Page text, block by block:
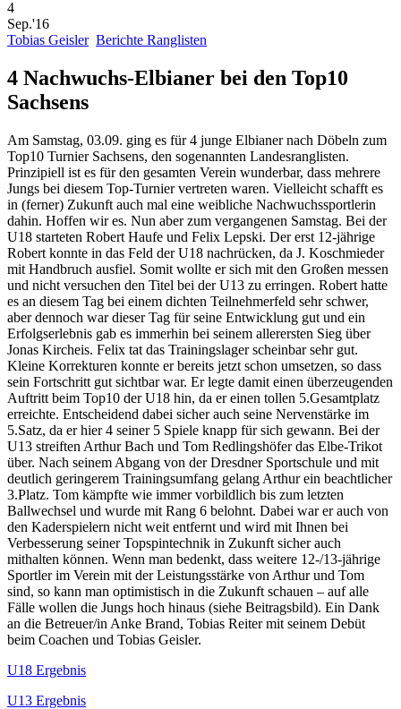
4
Sep.'16
Tobias Geisler Berichte Ranglisten
4 Nachwuchs-Elbianer bei den Top10
Sachsens
Am Samstag, 03.09. ging es für 4 junge Elbianer nach Döbeln zum
Top10 Turnier Sachsens, den sogenannten Landesranglisten.
Prinzipiell ist es für den gesamten Verein wunderbar, dass mehrere
Jungs bei diesem Top-Turnier vertreten waren. Vielleicht schafft es
in (ferner) Zukunft auch mal eine weibliche Nachwuchssportlerin
dahin. Hoffen wir es. Nun aber zum vergangenen Samstag. Bei der
U18 starteten Robert Haufe und Felix Lepski. Der erst 12-jährige
Robert konnte in das Feld der U18 nachrücken, da J. Koschmieder
mit Handbruch ausfiel. Somit wollte er sich mit den Großen messen
und nicht versuchen den Titel bei der U13 zu erringen. Robert hatte
es an diesem Tag bei einem dichten Teilnehmerfeld sehr schwer,
aber dennoch war dieser Tag für seine Entwicklung gut und ein
Erfolgserlebnis gab es immerhin bei seinem allerersten Sieg über
Jonas Kircheis. Felix tat das Trainingslager scheinbar sehr gut.
Kleine Korrekturen konnte er bereits jetzt schon umsetzen, so dass
sein Fortschritt gut sichtbar war. Er legte damit einen überzeugenden
Auftritt beim Top10 der U18 hin, da er einen tollen 5.Gesamtplatz
erreichte. Entscheidend dabei sicher auch seine Nervenstärke im
5.Satz, da er hier 4 seiner 5 Spiele knapp für sich gewann. Bei der
U13 streiften Arthur Bach und Tom Redlingshöfer das Elbe-Trikot
über. Nach seinem Abgang von der Dresdner Sportschule und mit
deutlich geringerem Trainingsumfang gelang Arthur ein beachtlicher
3.Platz. Tom kämpfte wie immer vorbildlich bis zum letzten
Ballwechsel und wurde mit Rang 6 belohnt. Dabei war er auch von
den Kaderspielern nicht weit entfernt und wird mit Ihnen bei
Verbesserung seiner Topspintechnik in Zukunft sicher auch
mithalten können. Wenn man bedenkt, dass weitere 12-/13-jährige
Sportler im Verein mit der Leistungsstärke von Arthur und Tom
sind, so kann man optimistisch in die Zukunft schauen – auf alle
Fälle wollen die Jungs hoch hinaus (siehe Beitragsbild). Ein Dank
an die Betreuer/in Anke Brand, Tobias Reiter mit seinem Debüt
beim Coachen und Tobias Geisler.
U18 Ergebnis
U13 Ergebnis